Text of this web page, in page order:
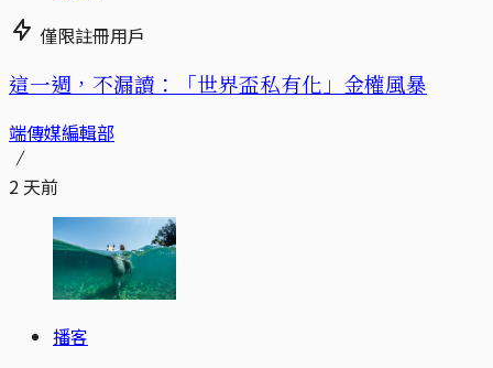
僅限註冊用戶
這一週，不漏讀：「世界盃私有化」金權風暴
端傳媒編輯部
2 天前
播客